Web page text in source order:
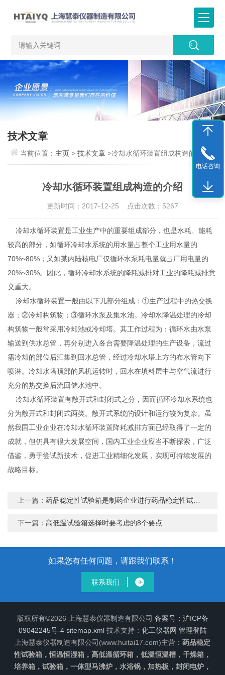
技术文章
当前位置： 主页 >技术文章 >冷却水循环装置组成构造的介绍
冷却水循环装置组成构造的介绍
更新时间：2017-12-25 点击次数：5267
冷却水循环装置是工业生产中的重要组成部分，也是水耗、能耗
较高的部分，如循环冷却水系统的用水量占整个工业用水量的
70%~80%；又如某内陆核电厂仅循环水泵耗电量就占厂用电量的
20%~30%。因此，循环冷却水系统的降耗减排对工业的降耗减排意
义重大。
冷却水循环装置一般由以下几部分组成：①生产过程中的热交换
器；②冷却构筑物；③循环水泵及集水池。冷却水降温处理的冷却
构筑物一般常采用冷却池或冷却塔。其工作过程为：循环水由水泵
输送到供水总管，再分别进入各台需要降温处理的生产设备，流过
需冷却的部位后汇集到回水总管，经过冷却水塔上方的布水管向下
喷淋。冷却水塔顶部的风机运转时，回水在填料层中与空气流进行
充分的热交换后流回储水池中。
冷却水循环装置有敞开式和封闭式之分，因而循环冷却水系统也
分为敞开式和封闭式两类。敞开式系统的设计和运行较为复杂。虽
然我国工业企业在冷却水循环装置降耗减排方面已经取得了一定的
成就，但仍具有很大发展空间，国内工业企业应当不断探索，广泛
借鉴，勇于尝试新技术，促进工业精细化发展，实现可持续发展的
战略目标。
上一篇：药品稳定性试验箱是制药企业进行药品稳定性试验的Z佳选择
下一篇：高低温试验箱选择时要考虑的8个要点
如果您有任何问题，请跟我们联系！
联系我们
版权所有©2026 上海慧泰仪器制造有限公司 备案号：沪ICP备
09042245号-4 sitemap.xml技术支持： 化工仪器网 管理登陆
上海慧泰仪器制造有限公司(www.huitai17.com)主营： 药品稳定
性试验箱，恒温恒湿箱，高低温循环箱，低温恒温槽，干燥箱，
培养箱，试验箱，一体型马沸炉，水浴锅，加热板，封闭电炉，
电话咨询